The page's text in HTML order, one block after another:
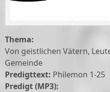
Thema:
Von geistlichen Vätern,
Gemeinde
Predigttext: Philemon 1-25
Predigt (MP3):